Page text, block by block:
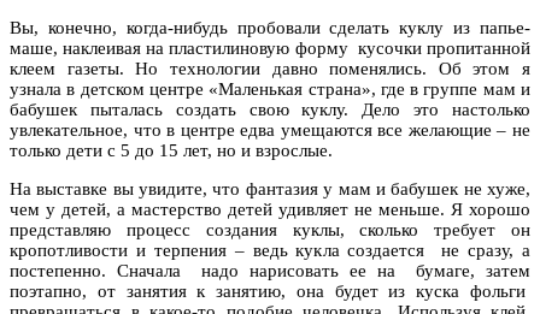
Вы, конечно, когда-нибудь пробовали сделать куклу из папье-
маше, наклеивая на пластилиновую форму кусочки пропитанной
клеем газеты. Но технологии давно поменялись. Об этом я
узнала в детском центре «Маленькая страна», где в группе мам и
бабушек пыталась создать свою куклу. Дело это настолько
увлекательное, что в центре едва умещаются все желающие – не
только дети с 5 до 15 лет, но и взрослые.
На выставке вы увидите, что фантазия у мам и бабушек не хуже,
чем у детей, а мастерство детей удивляет не меньше. Я хорошо
представляю процесс создания куклы, сколько требует он
кропотливости и терпения – ведь кукла создается не сразу, а
постепенно. Сначала надо нарисовать ее на бумаге, затем
поэтапно, от занятия к занятию, она будет из куска фольги